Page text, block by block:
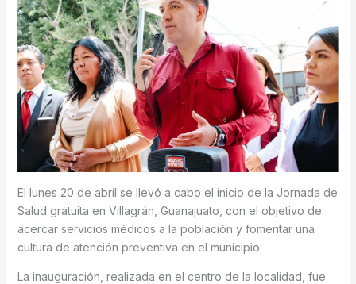
El lunes 20 de abril se llevó a cabo el inicio de la Jornada de
Salud gratuita en Villagrán, Guanajuato, con el objetivo de
acercar servicios médicos a la población y fomentar una
cultura de atención preventiva en el municipio
La inauguración, realizada en el centro de la localidad, fue